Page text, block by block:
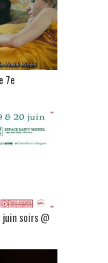
7e
soirs @